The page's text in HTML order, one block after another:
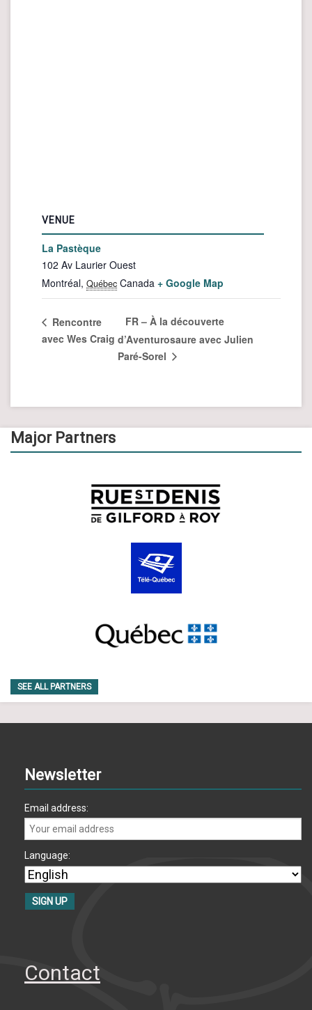
VENUE
La Pastèque
102 Av Laurier Ouest
Montréal, Québec Canada + Google Map
Rencontre
avec Wes Craig
FR – À la découverte
d’Aventurosaure avec Julien
Paré-Sorel
Major Partners
SEE ALL PARTNERS
Newsletter
Email address:
Language:
Contact